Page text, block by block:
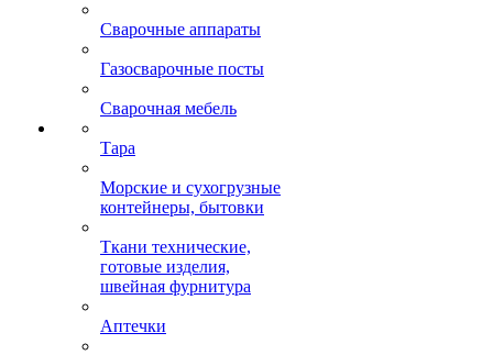
Сварочные аппараты
Газосварочные посты
Сварочная мебель
Тара
Морские и сухогрузные
контейнеры, бытовки
Ткани технические,
готовые изделия,
швейная фурнитура
Аптечки